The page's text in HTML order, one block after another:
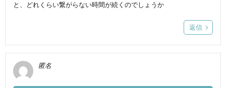
と、どれくらい繋がらない時間が続くのでしょうか
返信
匿名